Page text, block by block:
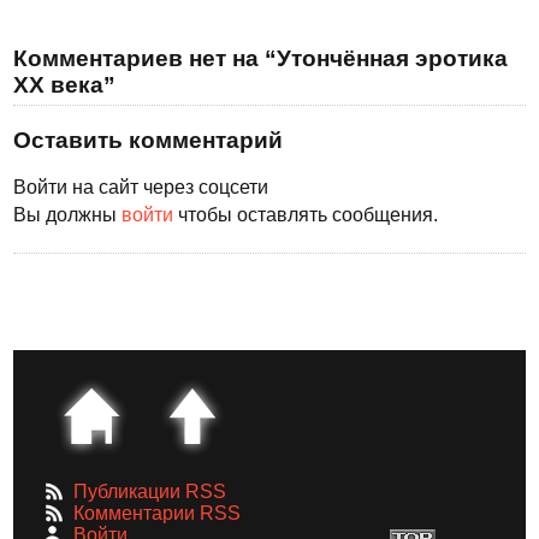
Комментариев нет на “Утончённая эротика
XX века”
Оставить комментарий
Войти на сайт через соцсети
Вы должны войти чтобы оставлять сообщения.
Публикации RSS
Комментарии RSS